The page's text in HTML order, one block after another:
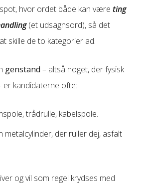
hvor ordet både kan være ting
(et udsagnsord), så det
skille de to kategorier ad.
genstand – altså noget, der fysisk
er kandidaterne ofte:
trådrulle, kabelspole.
metalcylinder, der ruller dej, asfalt
og vil som regel krydses med